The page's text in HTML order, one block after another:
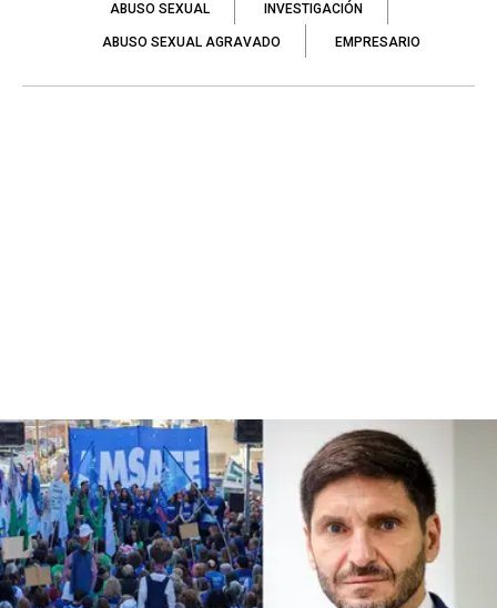
ABUSO SEXUAL INVESTIGACIÓN
ABUSO SEXUAL AGRAVADO EMPRESARIO